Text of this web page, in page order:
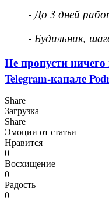
- До 3 дней
- Будильник,
Не пропусти
Telegram-канале
Share
Загрузка
Share
Эмоции от статьи
Нравится
0
Восхищение
0
Радость
0